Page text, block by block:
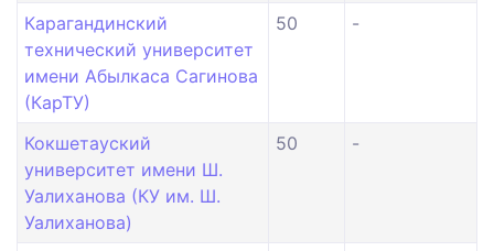
Карагандинский
технический университет
имени Абылкаса Сагинова
(КарТУ)
50 -
Кокшетауский
университет имени Ш.
Уалиханова (КУ им. Ш.
Уалиханова)
50 -